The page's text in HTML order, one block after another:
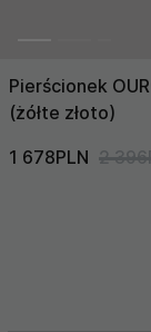
Pierścionek
(żółte złoto)
1 678PLN 2